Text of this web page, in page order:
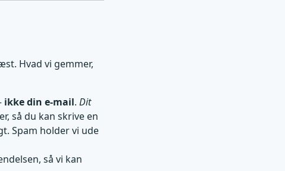
Hvad vi gemmer,
ikke din e-mail. Dit
så du kan skrive en
Spam holder vi ude
så vi kan